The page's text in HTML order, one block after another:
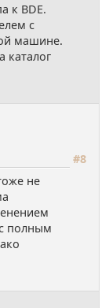
к BDE.
с
машине.
каталог
#8
не
полным